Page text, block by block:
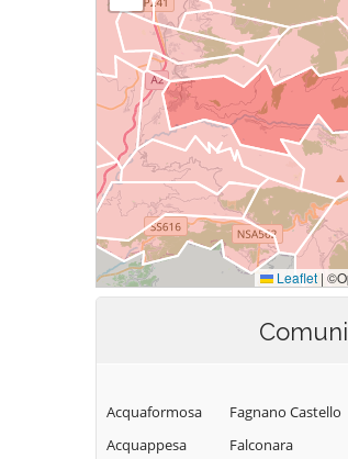
Comuni
Acquaformosa
Acquappesa
Fagnano Castello
Falconara